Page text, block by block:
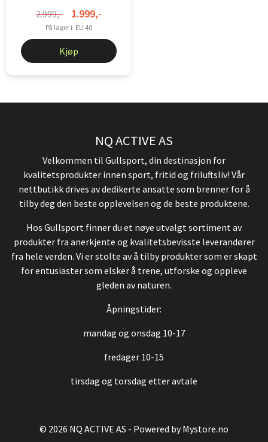
2.999,- 1.999,-
På lager i EU 40
Kjøp
NQ ACTIVE AS
Velkommen til Gullsport, din destinasjon for
kvalitetsprodukter innen sport, fritid og friluftsliv! Vår
nettbutikk drives av dedikerte ansatte som brenner for å
tilby deg den beste opplevelsen og de beste produktene.
Hos Gullsport finner du et nøye utvalgt sortiment av
produkter fra anerkjente og kvalitetsbevisste leverandører
fra hele verden. Vi er stolte av å tilby produkter som er skapt
for entusiaster som elsker å trene, utforske og oppleve
gleden av naturen.
Åpningstider:
mandag og onsdag 10-17
fredager 10-15
tirsdag og torsdag etter avtale
© 2026 NQ ACTIVE AS - Powered byMystore.no